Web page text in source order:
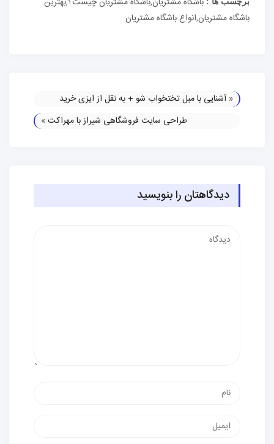
باشگاه مشتریان,انواع باشگاه مشتریان
«آشنایی با مبل تختخواب شو + به نقل از ایزی خرید
طراحی سایت فروشگاهی شیراز با مهراکت»
دیدگاهتان را بنویسید